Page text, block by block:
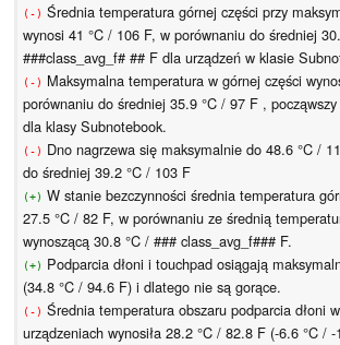
(-) Średnia temperatura górnej części przy
wynosi 41 °C / 106 F, w porównaniu do średniej
###class_avg_f# ## F dla urządzeń w klasie
(-) Maksymalna temperatura w górnej części
porównaniu do średniej 35.9 °C / 97 F ,
dla klasy Subnotebook.
(-) Dno nagrzewa się maksymalnie do 48.6 °C /
do średniej 39.2 °C / 103 F
(+) W stanie bezczynności średnia temperatura
27.5 °C / 82 F, w porównaniu ze średnią
wynoszącą 30.8 °C / ### class_avg_f### F.
(+) Podparcia dłoni i touchpad osiągają
(34.8 °C / 94.6 F) i dlatego nie są gorące.
(-) Średnia temperatura obszaru podparcia dłoni
urządzeniach wynosiła 28.2 °C / 82.8 F (-6.6 °C /